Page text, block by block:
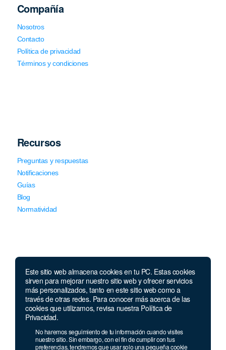
Este sitio web almacena cookies en tu PC. Estas cookies
sirven para mejorar nuestro sitio web y ofrecer servicios
más personalizados, tanto en este sitio web como a
través de otras redes. Para conocer más acerca de las
cookies que utilizamos, revisa nuestra Política de
Privacidad.
No haremos seguimiento de tu información cuando visites
nuestro sitio. Sin embargo, con el fin de cumplir con tus
preferencias, tendremos que usar solo una pequeña cookie
Compañía
Nosotros
Contacto
Política de privacidad
Términos y condiciones
Recursos
Preguntas y respuestas
Notificaciones
Guías
Blog
Normatividad
Llámanos
Lunes a viernes de 7:00 a.m. a 5:30 p.m. Sábados de 8 a.m
a 12 p.m.
Teléfono:(1) 640 94 30